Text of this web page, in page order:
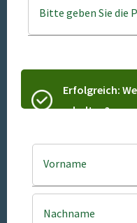
Bitte geben Sie die
Erfolgreich:
erhalten?
Vorname
Nachname